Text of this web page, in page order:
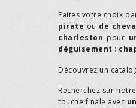
Faites votre choix
pirate ou de
charleston pour
déguisement :
Découvrez un
Recherchez sur
touche finale avec